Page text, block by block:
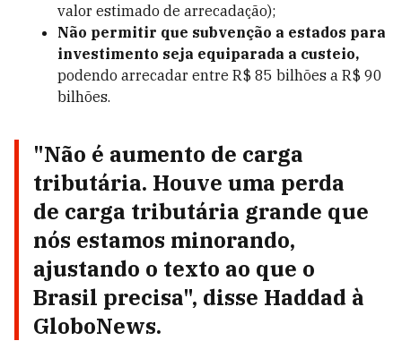
valor estimado de arrecadação);
Não permitir que subvenção a estados para
investimento seja equiparada a custeio,
podendo arrecadar entre R$ 85 bilhões a R$ 90
bilhões.
"Não é aumento de carga
tributária. Houve uma perda
de carga tributária grande que
nós estamos minorando,
ajustando o texto ao que o
Brasil precisa", disse Haddad à
GloboNews.